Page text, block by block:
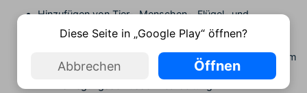
Hinzufügen von Tier-, Menschen-, Flügel- und
Wirbelsäulencharakteren aus den G3 Motion-
Fließende Ausdrücke mit verbessertem sprite-basiertem
Gesichtssystem
Diese Seite in „Google Play“ öffnen?
Abbrechen Öffnen